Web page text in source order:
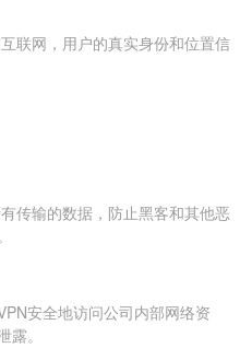
联网，用户的真实身份和位置信
传输的数据，防止黑客和其他恶
安全地访问公司内部网络资
。